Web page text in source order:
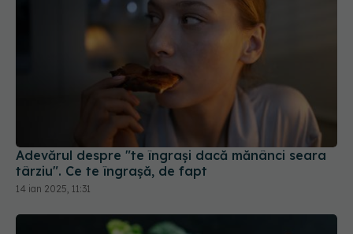
Adevărul despre "te îngrași dacă mănânci seara
târziu". Ce te îngrașă, de fapt
14 ian 2025, 11:31